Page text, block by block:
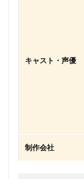
キャスト・声優
制作会社